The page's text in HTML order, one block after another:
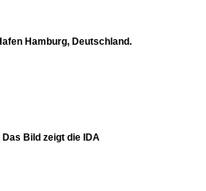
Hamburg, Deutschland.
Bild zeigt die IDA